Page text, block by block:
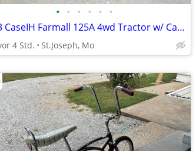
• • • • • •
2013 CaseIH Farmall 125A 4wd Tractor w/ Cab & Loader
4 Std. St.Joseph, Mo